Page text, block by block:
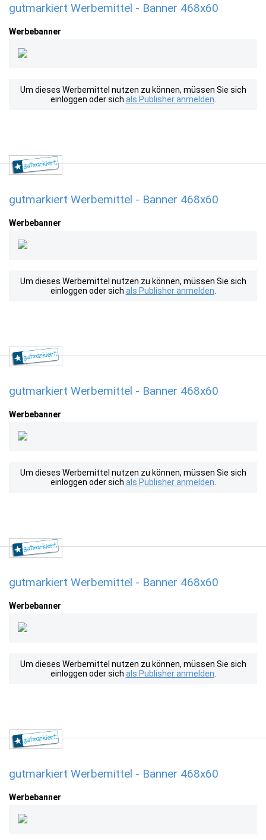
gutmarkiert Werbemittel - Banner 468x60
Werbebanner
Um dieses Werbemittel nutzen zu können, müssen Sie sich
einloggen oder sich als Publisher anmelden
gutmarkiert Werbemittel - Banner 468x60
Werbebanner
Um dieses Werbemittel nutzen zu können, müssen Sie sich
einloggen oder sich als Publisher anmelden
gutmarkiert Werbemittel - Banner 468x60
Werbebanner
Um dieses Werbemittel nutzen zu können, müssen Sie sich
einloggen oder sich als Publisher anmelden
gutmarkiert Werbemittel - Banner 468x60
Werbebanner
Um dieses Werbemittel nutzen zu können, müssen Sie sich
einloggen oder sich als Publisher anmelden
gutmarkiert Werbemittel - Banner 468x60
Werbebanner